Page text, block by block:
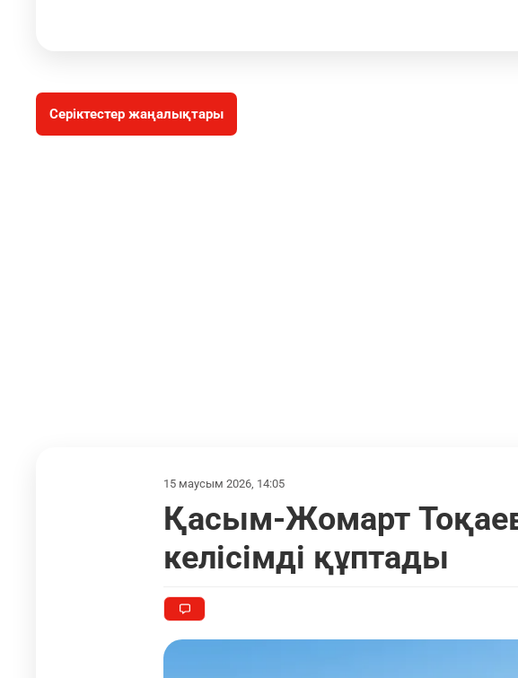
Серіктестер жаңалықтары
15 маусым 2026, 14:05
Қасым-Жомарт
келісімді құптады